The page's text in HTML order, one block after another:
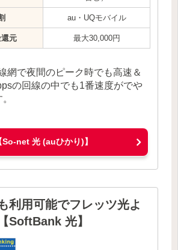
au・UQモバイル
元 最大30,000円
網で夜間のピーク時でも高速＆
の回線の中でも1番速度がでや
So-net 光 (auひかり)】
利用可能でフレッツ光よ
SoftBank 光】